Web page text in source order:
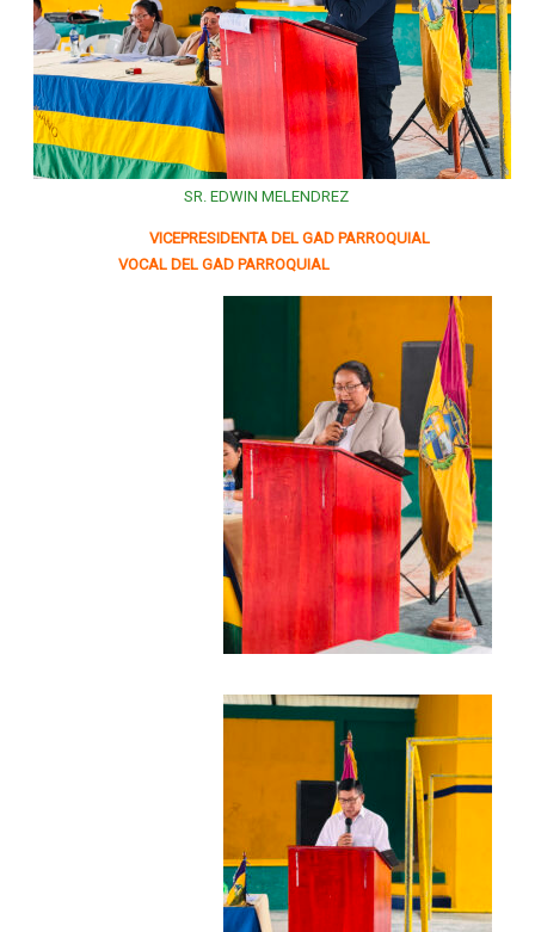
SR. EDWIN MELENDREZ
VICEPRESIDENTA DEL GAD PARROQUIAL
VOCAL DEL GAD PARROQUIAL